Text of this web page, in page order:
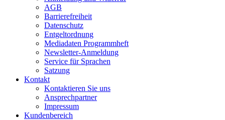
AGB
Barrierefreiheit
Datenschutz
Entgeltordnung
Mediadaten Programmheft
Newsletter-Anmeldung
Service für Sprachen
Satzung
Kontakt
Kontaktieren Sie uns
Ansprechpartner
Impressum
Kundenbereich